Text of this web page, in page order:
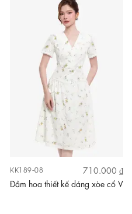
KK189-08
710.000 ₫
Đầm hoa thiết kế dáng xòe cổ V